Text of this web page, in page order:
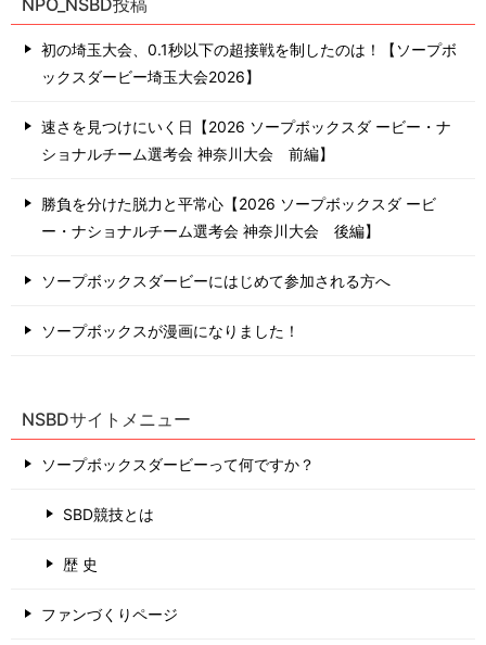
NPO_NSBD投稿
初の埼玉大会、0.1秒以下の超接戦を制したのは！【ソープボ
ックスダービー埼玉大会2026】
速さを見つけにいく日【2026 ソープボックスダ ービー・ナ
ショナルチーム選考会 神奈川⼤会 前編】
勝負を分けた脱力と平常心【2026 ソープボックスダ ービ
ー・ナショナルチーム選考会 神奈川⼤会 後編】
ソープボックスダービーにはじめて参加される方へ
ソープボックスが漫画になりました！
NSBDサイトメニュー
ソープボックスダービーって何ですか？
SBD競技とは
歴 史
ファンづくりページ